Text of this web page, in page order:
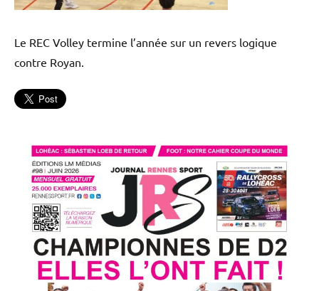
Le REC Volley termine l’année sur un revers logique
contre Royan.